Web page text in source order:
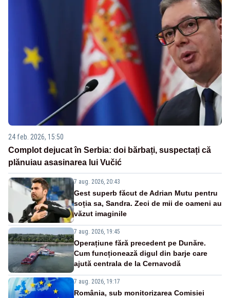
24 feb. 2026, 15:50
Complot dejucat în Serbia: doi bărbați, suspectați că
plănuiau asasinarea lui Vučić
7 aug. 2026, 20:43
Gest superb făcut de Adrian Mutu pentru
soția sa, Sandra. Zeci de mii de oameni au
văzut imaginile
7 aug. 2026, 19:45
Operațiune fără precedent pe Dunăre.
Cum funcționează digul din barje care
ajută centrala de la Cernavodă
7 aug. 2026, 19:17
România, sub monitorizarea Comisiei